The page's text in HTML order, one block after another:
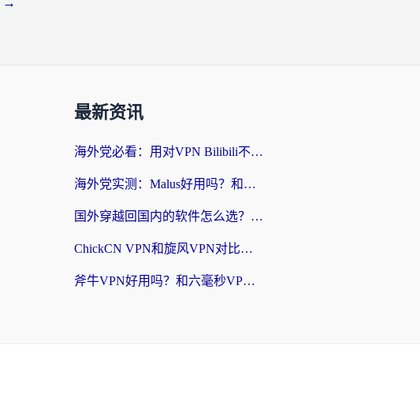
最新资讯
海外党必看：用对VPN Bilibili不卡顿，英国玩国内游戏也丝滑——2026回国加速器选择指南
海外党实测：Malus好用吗？和雷霆哪个好？+ 3款热门加速器深度对比
国外穿越回国内的软件怎么选？3年海外党亲测实用指南，告别地域限制
ChickCN VPN和旋风VPN对比哪个回国效果更好？海外党实测回国内网神器指南
斧牛VPN好用吗？和六毫秒VPN对比哪个回国效果更好？海外党亲测实用指南